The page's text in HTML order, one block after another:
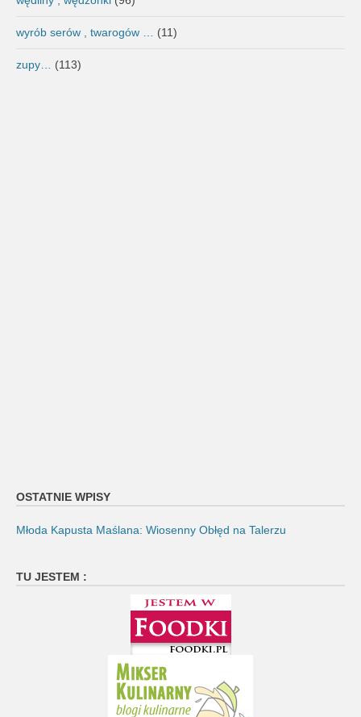
wyrób serów , twarogów … (11)
zupy… (113)
OSTATNIE WPISY
Młoda Kapusta Maślana: Wiosenny Obłęd na Talerzu
TU JESTEM :